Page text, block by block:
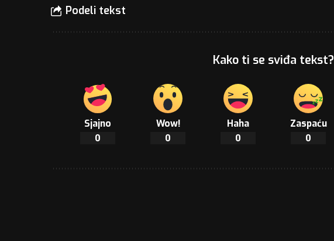
Podeli tekst
Kako ti se sviđa tekst?
Sjajno
0
Wow!
0
Haha
0
Zaspaću
0